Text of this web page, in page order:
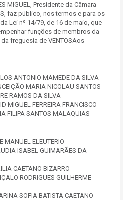
MIGUEL, Presidente da Câmara
faz público, nos termos e para os
Lei nº 14/79, de 16 de maio, que
funções de membros da
freguesia de VENTOSAos
MAMEDE DA SILVA
MARIA NICOLAU SANTOS
DA SILVA
FERREIRA FRANCISCO
SANTOS MALAQUIAS
ELEUTERIO
ISABEL GUIMARÃES DA
BIZARRO
RODRIGUES GUILHERME
SOFIA BATISTA CAETANO